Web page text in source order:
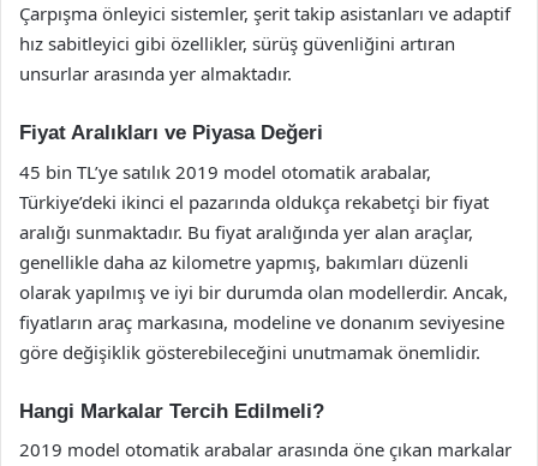
Çarpışma önleyici sistemler, şerit takip asistanları ve adaptif
hız sabitleyici gibi özellikler, sürüş güvenliğini artıran
unsurlar arasında yer almaktadır.
Fiyat Aralıkları ve Piyasa Değeri
45 bin TL’ye satılık 2019 model otomatik arabalar,
Türkiye’deki ikinci el pazarında oldukça rekabetçi bir fiyat
aralığı sunmaktadır. Bu fiyat aralığında yer alan araçlar,
genellikle daha az kilometre yapmış, bakımları düzenli
olarak yapılmış ve iyi bir durumda olan modellerdir. Ancak,
fiyatların araç markasına, modeline ve donanım seviyesine
göre değişiklik gösterebileceğini unutmamak önemlidir.
Hangi Markalar Tercih Edilmeli?
2019 model otomatik arabalar arasında öne çıkan markalar